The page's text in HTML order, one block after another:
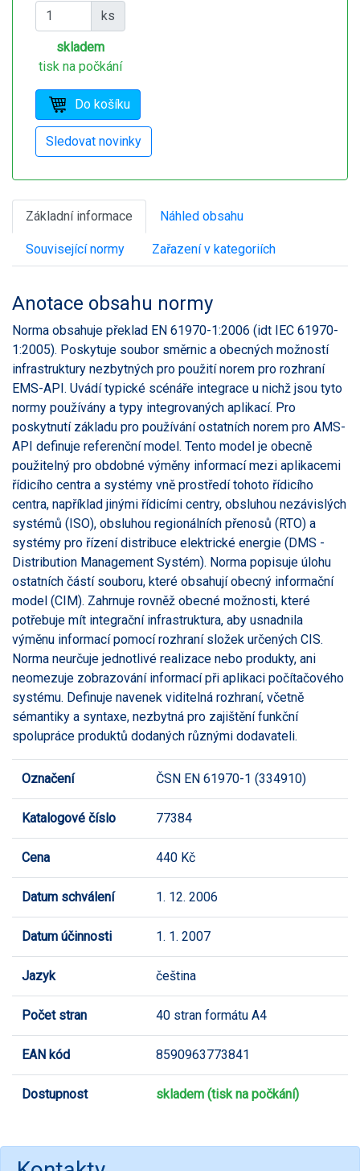
ks
skladem
tisk na počkání
Základní informace Náhled obsahu
Související normy Zařazení v kategoriích
Anotace obsahu normy
Norma obsahuje překlad EN 61970-1:2006 (idt IEC 61970-
1:2005). Poskytuje soubor směrnic a obecných možností
infrastruktury nezbytných pro použití norem pro rozhraní
EMS-API. Uvádí typické scénáře integrace u nichž jsou tyto
normy používány a typy integrovaných aplikací. Pro
poskytnutí základu pro používání ostatních norem pro AMS-
API definuje referenční model. Tento model je obecně
použitelný pro obdobné výměny informací mezi aplikacemi
řídicího centra a systémy vně prostředí tohoto řídicího
centra, například jinými řídicími centry, obsluhou nezávislých
systémů (ISO), obsluhou regionálních přenosů (RTO) a
systémy pro řízení distribuce elektrické energie (DMS -
Distribution Management Systém). Norma popisuje úlohu
ostatních částí souboru, které obsahují obecný informační
model (CIM). Zahrnuje rovněž obecné možnosti, které
potřebuje mít integrační infrastruktura, aby usnadnila
výměnu informací pomocí rozhraní složek určených CIS.
Norma neurčuje jednotlivé realizace nebo produkty, ani
neomezuje zobrazování informací při aplikaci počítačového
systému. Definuje navenek viditelná rozhraní, včetně
sémantiky a syntaxe, nezbytná pro zajištění funkční
spolupráce produktů dodaných různými dodavateli.
Označení ČSN EN 61970-1 (334910)
Katalogové číslo 77384
Cena 440 Kč
Datum schválení 1. 12. 2006
Datum účinnosti 1. 1. 2007
Jazyk čeština
Počet stran 40 stran formátu A4
EAN kód 8590963773841
Dostupnost skladem (tisk na počkání)